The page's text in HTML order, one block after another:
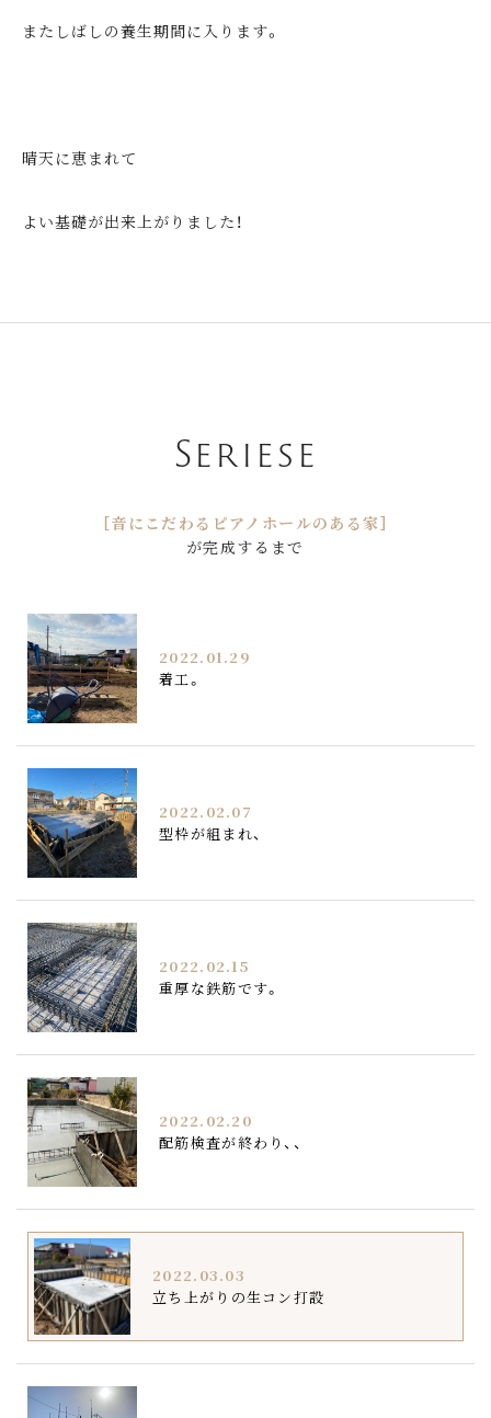
またしばしの養生期間に入ります。
晴天に恵まれて
よい基礎が出来上がりました！
Seriese
［音にこだわるピアノホールのある家］
が完成するまで
2022.01.29
着工。
2022.02.07
型枠が組まれ、
2022.02.15
重厚な鉄筋です。
2022.02.20
配筋検査が終わり、、
2022.03.03
立ち上がりの生コン打設